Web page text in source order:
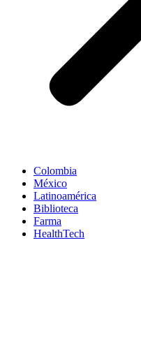
Colombia
México
Latinoamérica
Biblioteca
Farma
HealthTech